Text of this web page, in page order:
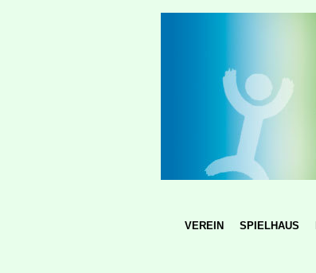
VEREIN SPIELHAUS